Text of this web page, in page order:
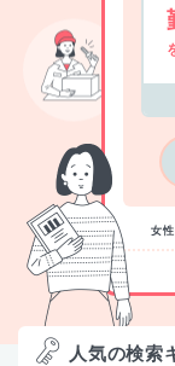
女
人気の検索